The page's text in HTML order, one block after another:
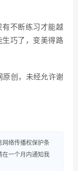
不断练习才能越
巧了，变美得路
原创，未经允许谢
网络传播权保护条
在一个月内通知我